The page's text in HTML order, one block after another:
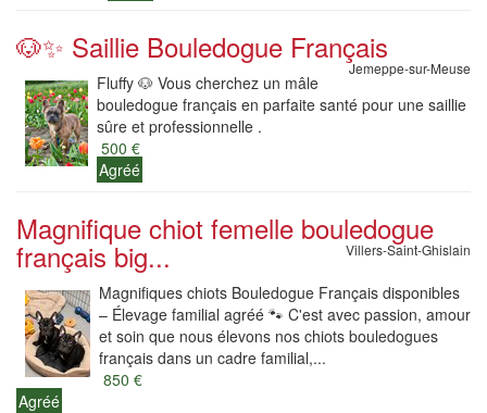
🐶✨ Saillie Bouledogue Français
Jemeppe-sur-Meuse
Fluffy 🐶 Vous cherchez un mâle
bouledogue français en parfaite santé pour une saillie
sûre et professionnelle .
500 €
Agréé
Magnifique chiot femelle bouledogue
français big... Villers-Saint-Ghislain
Magnifiques chiots Bouledogue Français disponibles
– Élevage familial agréé 🐾 C'est avec passion, amour
et soin que nous élevons nos chiots bouledogues
français dans un cadre familial,...
850 €
Agréé